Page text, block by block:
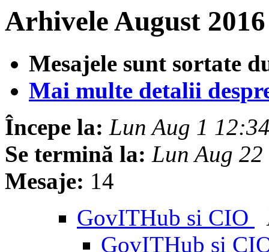
Arhivele August
Mesajele sunt sortate
Mai multe detalii
Începe la: Lun Aug 1
Se termină la: Lun Aug
Mesaje: 14
GovITHub si CIO
GovITHub si